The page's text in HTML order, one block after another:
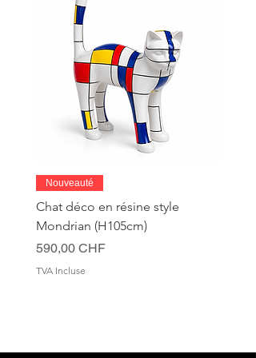
Nouveauté
Chat déco en résine style
Mondrian (H105cm)
Prix
590,00 CHF
TVA Incluse